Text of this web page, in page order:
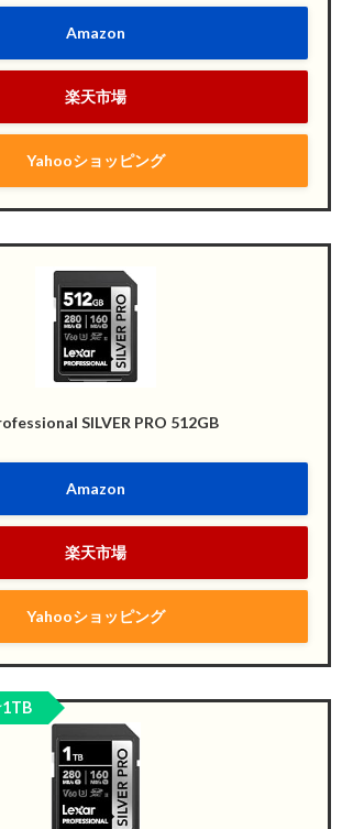
Amazon
楽天市場
Yahooショッピング
SILVER PRO 512GB
Amazon
楽天市場
Yahooショッピング